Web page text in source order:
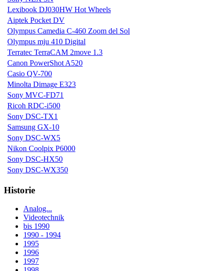
Lexibook DJ030HW Hot Wheels
Aiptek Pocket DV
Olympus Camedia C-460 Zoom del Sol
Olympus mju 410 Digital
Terratec TerraCAM 2move 1.3
Canon PowerShot A520
Casio QV-700
Minolta Dimage E323
Sony MVC-FD71
Ricoh RDC-i500
Sony DSC-TX1
Samsung GX-10
Sony DSC-WX5
Nikon Coolpix P6000
Sony DSC-HX50
Sony DSC-WX350
Historie
Analog...
Videotechnik
bis 1990
1990 - 1994
1995
1996
1997